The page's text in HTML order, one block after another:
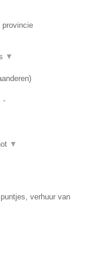
provincie
▼
)
-
▼
verhuur van